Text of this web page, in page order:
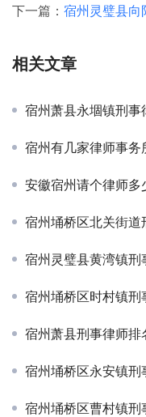
下一篇： 宿州灵璧县向
相关文章
宿州萧县永堌镇刑
宿州有几家律师事务
安徽宿州请个律师多
宿州埇桥区北关街
宿州灵璧县黄湾镇
宿州埇桥区时村镇
宿州萧县刑事律师排
宿州埇桥区永安镇
宿州埇桥区曹村镇